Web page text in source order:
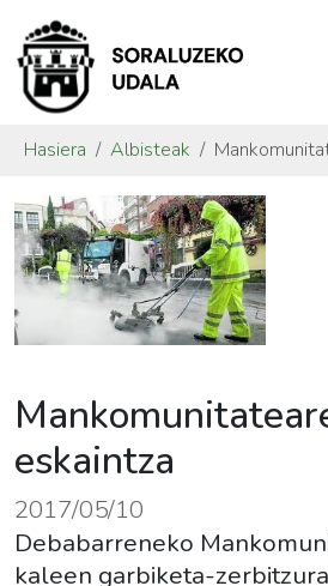
Hasiera Albisteak
eskaintza
2017/05/10
Debabarreneko
kaleen garbiketa-